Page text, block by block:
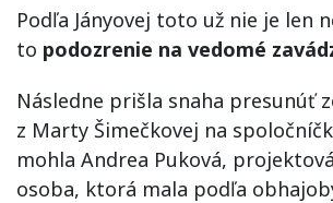
Podľa Jányovej toto už nie je len
to podozrenie na vedomé
Následne prišla snaha presunúť
z Marty Šimečkovej na
mohla Andrea Puková,
osoba, ktorá mala podľa